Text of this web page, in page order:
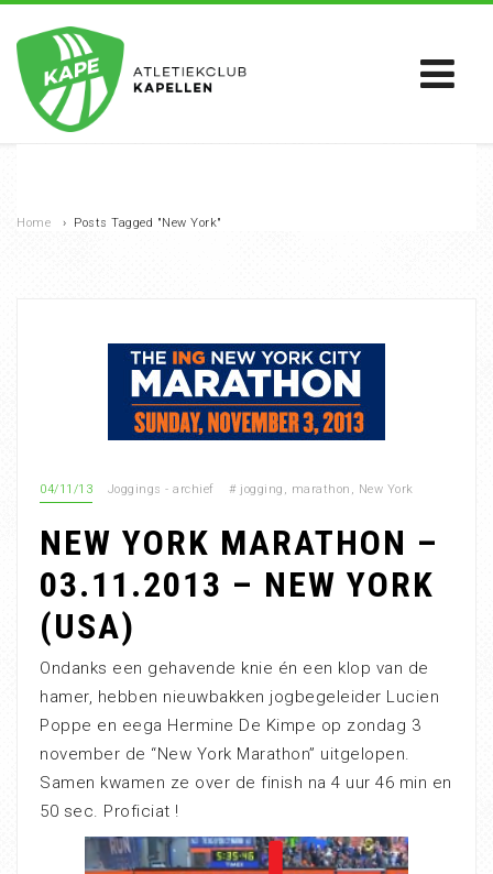
Home › Posts Tagged "New York"
04/11/13 Joggings - archief # jogging , marathon , New York
NEW YORK MARATHON –
03.11.2013 – NEW YORK
(USA)
Ondanks een gehavende knie én een klop van de
hamer, hebben nieuwbakken jogbegeleider Lucien
Poppe en eega Hermine De Kimpe op zondag 3
november de “New York Marathon” uitgelopen.
Samen kwamen ze over de finish na 4 uur 46 min en
50 sec. Proficiat !